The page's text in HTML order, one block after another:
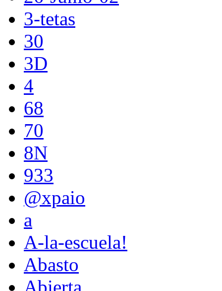
3-tetas
30
3D
4
68
70
8N
933
@xpaio
a
A-la-escuela!
Abasto